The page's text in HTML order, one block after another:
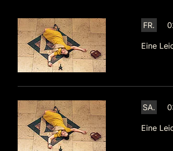
FR.
Eine
SA.
Eine